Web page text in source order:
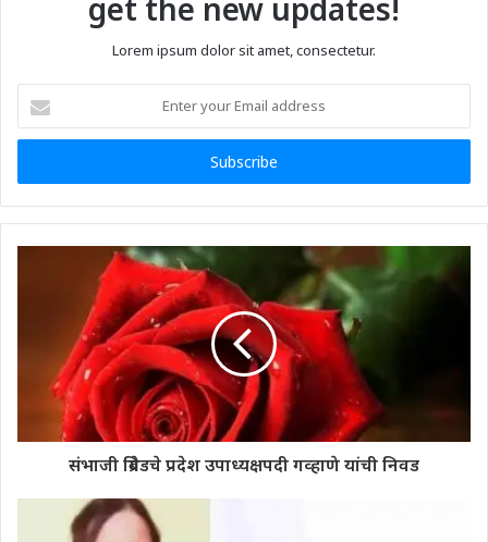
get the new updates!
Lorem ipsum dolor sit amet, consectetur.
your
Email
संभाजी ब्रिगेडचे प्रदेश उपाध्यक्षपदी गव्हाणे यांची निवड